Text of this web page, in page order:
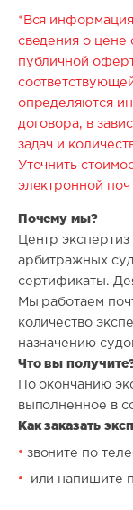
*Вся
сведения о цене
публичной
определяются
договора, в
задач и
Уточнить
электронной
Почему мы?
Центр
арбитражных
сертификаты.
Мы работаем
количество
назначению
Что вы
По окончанию
выполненное в
Как заказать
звоните по
или напишите